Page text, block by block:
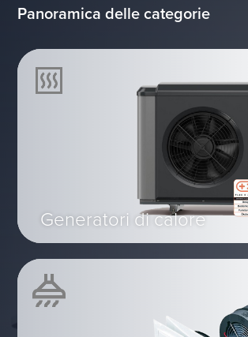
Panoramica delle categorie
Generatori di calore